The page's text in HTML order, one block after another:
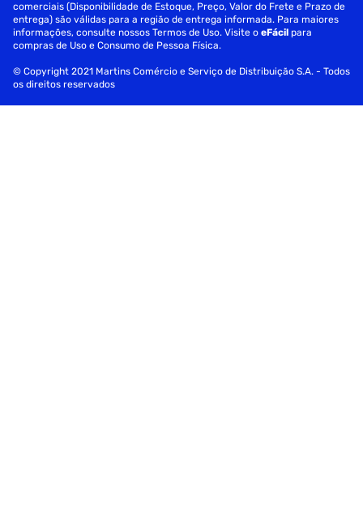
comerciais (Disponibilidade de Estoque, Preço, Valor do Frete e Prazo de
entrega) são válidas para a região de entrega informada. Para maiores
informações, consulte nossos Termos de Uso. Visite oeFácil para
compras de Uso e Consumo de Pessoa Física.
© Copyright 2021 Martins Comércio e Serviço de Distribuição S.A. - Todos
os direitos reservados